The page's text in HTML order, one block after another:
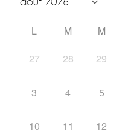
L M M
27
28 29
3 4 5
10 11 12